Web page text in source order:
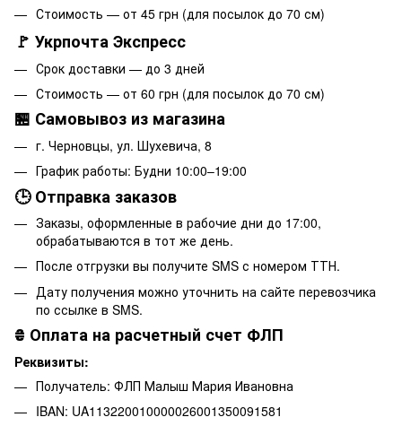
Стоимость — от 45 грн (для посылок до 70 см)
🚩 Укрпочта Экспресс
Срок доставки — до 3 дней
Стоимость — от 60 грн (для посылок до 70 см)
🏪 Самовывоз из магазина
г. Черновцы, ул. Шухевича, 8
График работы: Будни 10:00–19:00
🕒 Отправка заказов
Заказы, оформленные в рабочие дни до 17:00,
обрабатываются в тот же день.
После отгрузки вы получите SMS с номером ТТН.
Дату получения можно уточнить на сайте перевозчика
по ссылке в SMS.
₴ Оплата на расчетный счет ФЛП
Реквизиты:
Получатель: ФЛП Малыш Мария Ивановна
IBAN: UA113220010000026001350091581